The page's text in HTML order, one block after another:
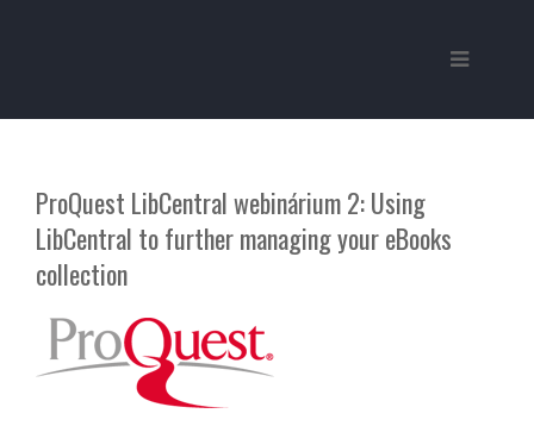
ProQuest LibCentral webinárium 2: Using
LibCentral to further managing your eBooks
collection